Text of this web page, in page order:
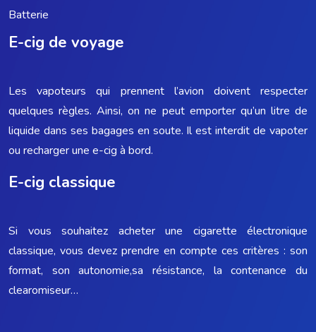
Batterie
E-cig de voyage
Les vapoteurs qui prennent l’avion doivent respecter
quelques règles. Ainsi, on ne peut emporter qu’un litre de
liquide dans ses bagages en soute. Il est interdit de vapoter
ou recharger une e-cig à bord.
E-cig classique
Si vous souhaitez acheter une cigarette électronique
classique, vous devez prendre en compte ces critères : son
format, son autonomie,sa résistance, la contenance du
clearomiseur…